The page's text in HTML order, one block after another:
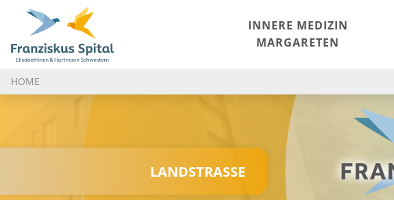
INNERE MEDIZIN
MARGARETEN
HOME
LANDSTRASSE